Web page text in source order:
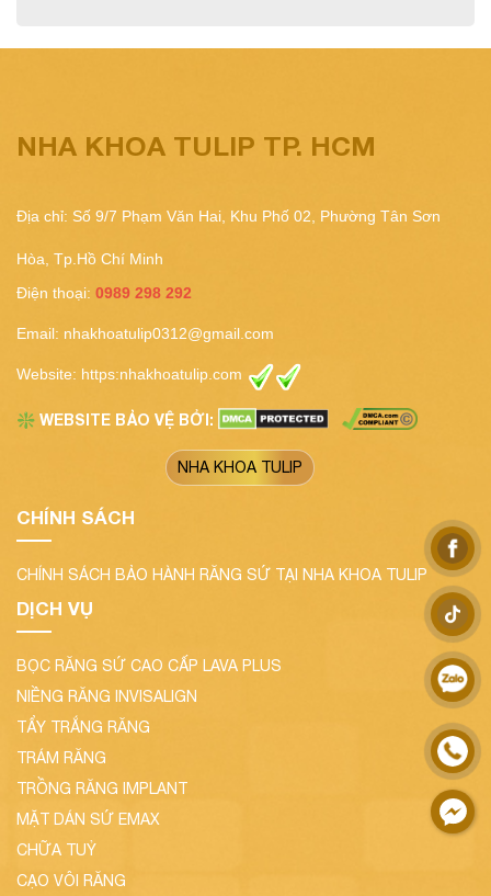
NHA KHOA TULIP TP. HCM
Địa chỉ: Số 9/7 Phạm Văn Hai, Khu Phố 02, Phường Tân Sơn
Hòa, Tp.Hồ Chí Minh
Điện thoại: 0989 298 292
Email: nhakhoatulip0312@gmail.com
Website: https:nhakhoatulip.com
❇️ WEBSITE BẢO VỆ BỞI:
NHA KHOA TULIP
CHÍNH SÁCH
CHÍNH SÁCH BẢO HÀNH RĂNG SỨ TẠI NHA KHOA TULIP
DỊCH VỤ
BỌC RĂNG SỨ CAO CẤP LAVA PLUS
NIỀNG RĂNG INVISALIGN
TẨY TRẮNG RĂNG
TRÁM RĂNG
TRỒNG RĂNG IMPLANT
MẶT DÁN SỨ EMAX
CHỮA TUỶ
CẠO VÔI RĂNG